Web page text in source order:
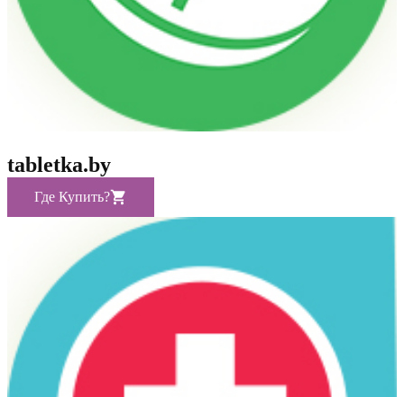
tabletka.by
Где Купить?